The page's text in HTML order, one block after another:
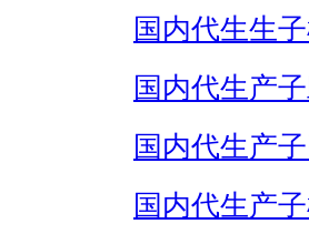
国内代生生
国内代生产
国内代生产
国内代生产